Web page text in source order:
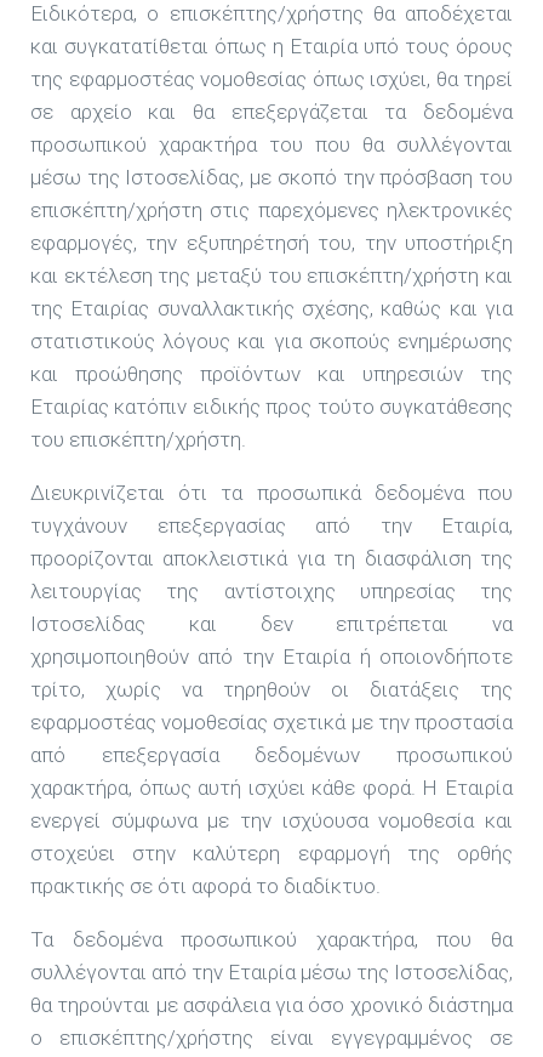
Ειδικότερα, ο επισκέπτης/χρήστης θα αποδέχεται
και συγκατατίθεται όπως η Εταιρία υπό τους όρους
της εφαρμοστέας νομοθεσίας όπως ισχύει, θα τηρεί
σε αρχείο και θα επεξεργάζεται τα δεδομένα
προσωπικού χαρακτήρα του που θα συλλέγονται
μέσω της Ιστοσελίδας, με σκοπό την πρόσβαση του
επισκέπτη/χρήστη στις παρεχόμενες ηλεκτρονικές
εφαρμογές, την εξυπηρέτησή του, την υποστήριξη
και εκτέλεση της μεταξύ του επισκέπτη/χρήστη και
της Εταιρίας συναλλακτικής σχέσης, καθώς και για
στατιστικούς λόγους και για σκοπούς ενημέρωσης
και προώθησης προϊόντων και υπηρεσιών της
Εταιρίας κατόπιν ειδικής προς τούτο συγκατάθεσης
του επισκέπτη/χρήστη.
Διευκρινίζεται ότι τα προσωπικά δεδομένα που
τυγχάνουν επεξεργασίας από την Εταιρία,
προορίζονται αποκλειστικά για τη διασφάλιση της
λειτουργίας της αντίστοιχης υπηρεσίας της
Ιστοσελίδας και δεν επιτρέπεται να
χρησιμοποιηθούν από την Εταιρία ή οποιονδήποτε
τρίτο, χωρίς να τηρηθούν οι διατάξεις της
εφαρμοστέας νομοθεσίας σχετικά με την προστασία
από επεξεργασία δεδομένων προσωπικού
χαρακτήρα, όπως αυτή ισχύει κάθε φορά. Η Εταιρία
ενεργεί σύμφωνα με την ισχύουσα νομοθεσία και
στοχεύει στην καλύτερη εφαρμογή της ορθής
πρακτικής σε ότι αφορά το διαδίκτυο.
Τα δεδομένα προσωπικού χαρακτήρα, που θα
συλλέγονται από την Εταιρία μέσω της Ιστοσελίδας,
θα τηρούνται με ασφάλεια για όσο χρονικό διάστημα
ο επισκέπτης/χρήστης είναι εγγεγραμμένος σε